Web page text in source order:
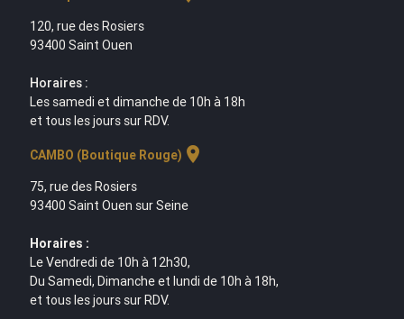
120, rue des Rosiers
93400 Saint Ouen
Horaires :
Les samedi et dimanche de 10h à 18h
et tous les jours sur RDV.
CAMBO (Boutique Rouge) location_on
75, rue des Rosiers
93400 Saint Ouen sur Seine
Horaires :
Le Vendredi de 10h à 12h30,
Du Samedi, Dimanche et lundi de 10h à 18h,
et tous les jours sur RDV.